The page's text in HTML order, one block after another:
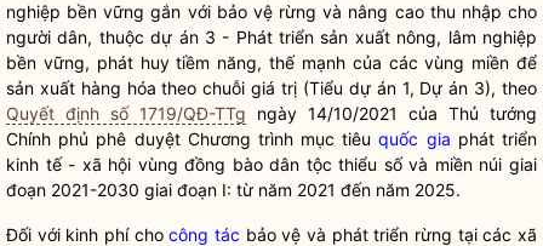
nghiệp bền vững gắn với bảo vệ rừng và nâng cao thu nhập cho
người dân, thuộc dự án 3 - Phát triển sản xuất nông, lâm nghiệp
bền vững, phát huy tiềm năng, thế mạnh của các vùng miền để
sản xuất hàng hóa theo chuỗi giá trị (Tiểu dự án 1, Dự án 3), theo
Quyết định số 1719/QĐ-TTg ngày 14/10/2021 của Thủ tướng
Chính phủ phê duyệt Chương trình mục tiêuquốc gia phát triển
kinh tế - xã hội vùng đồng bàodân tộc thiểu số và miền núi giai
đoạn 2021-2030 giai đoạn I: từ năm 2021 đến năm 2025.
Đối với kinh phí chocông tác bảo vệ và phát triển rừng tại các xã